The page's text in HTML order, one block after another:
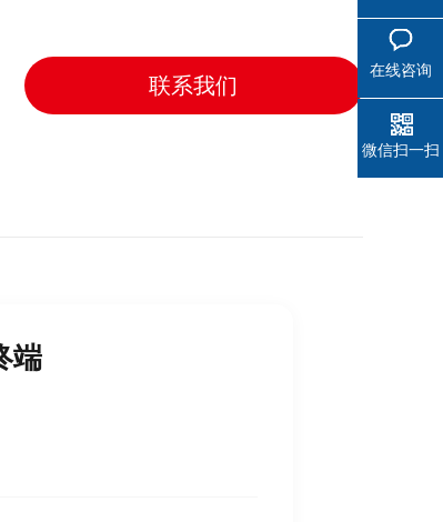
联系我们
端
在线咨询
微信扫一扫